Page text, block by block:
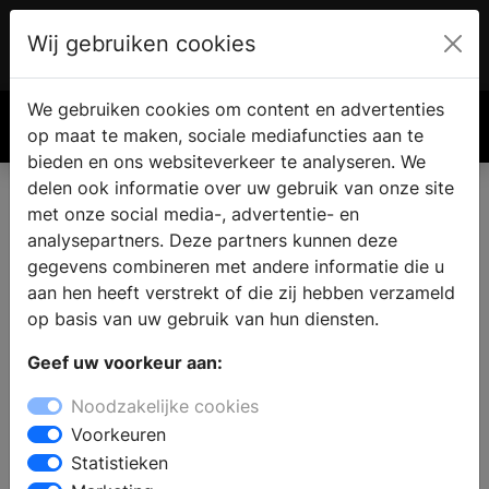
€ 0.00
Vind een keukenzaak in
Pietersbierum
bezoek aan een keukenzaak vindt u complete keukens
met vrijstaande- en inbouw keukenapparatuur in
verschillende keukenstijlen. De deskundige
medewerkers staan klaar om u professioneel advies
geven bij het samenstellen van uw nieuwe keuken en u
Wij gebruiken cookies
We gebruiken cookies om content en advertenties
op maat te maken, sociale mediafuncties aan te
bieden en ons websiteverkeer te analyseren. We
delen ook informatie over uw gebruik van onze site
met onze social media-, advertentie- en
analysepartners. Deze partners kunnen deze
gegevens combineren met andere informatie die u
aan hen heeft verstrekt of die zij hebben verzameld
op basis van uw gebruik van hun diensten.
Geef uw voorkeur aan:
Noodzakelijke cookies
Voorkeuren
Statistieken